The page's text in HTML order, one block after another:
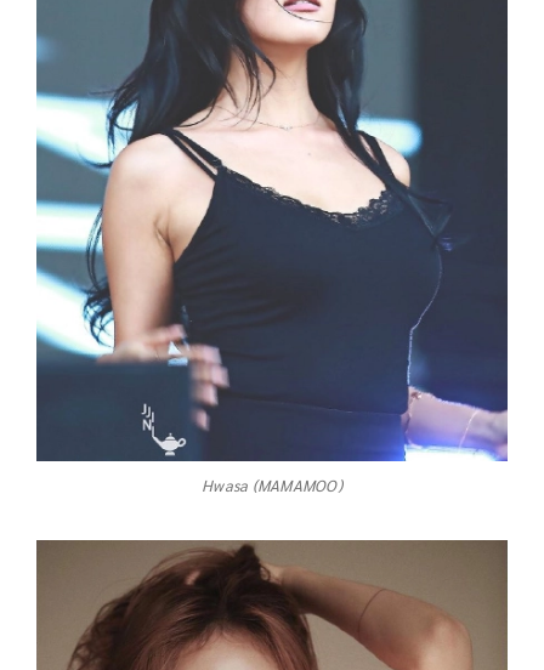
Hwasa (MAMAMOO)